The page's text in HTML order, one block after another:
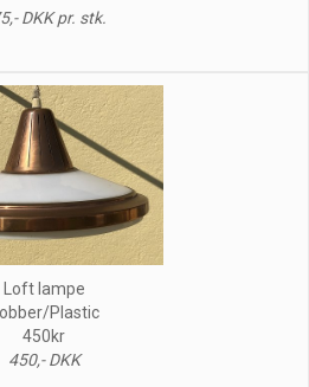
DKK pr. stk.
Loft lampe
Plastic
450kr
450,- DKK